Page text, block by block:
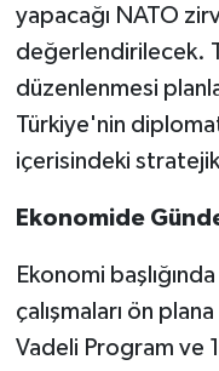
yapacağı NATO
değerlendirilecek.
düzenlenmesi
Türkiye'nin
içerisindeki
Ekonomide
Ekonomi
çalışmaları ön
Vadeli Program ve